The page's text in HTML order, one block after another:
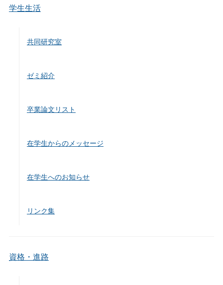
学生生活
共同研究室
ゼミ紹介
卒業論文リスト
在学生からのメッセージ
在学生へのお知らせ
リンク集
資格・進路